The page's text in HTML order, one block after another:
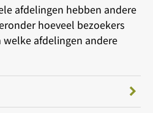
afdelingen hebben andere
hoeveel bezoekers
afdelingen andere